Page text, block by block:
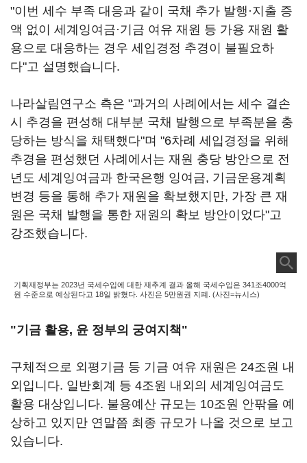
"이번 세수 부족 대응과 같이 국채 추가 발행·지출 증
액 없이 세계잉여금·기금 여유 재원 등 가용 재원 활
용으로 대응하는 경우 세입경정 추경이 불필요하
다"고 설명했습니다.
나라살림연구소 측은 "과거의 사례에서는 세수 결손
시 추경을 편성해 대부분 국채 발행으로 부족분을 충
당하는 방식을 채택했다"며 "6차례 세입경정을 위해
추경을 편성했던 사례에서는 재원 충당 방안으로 전
년도 세계잉여금과 한국은행 잉여금, 기금운용계획
변경 등을 통해 추가 재원을 확보했지만, 가장 큰 재
원은 국채 발행을 통한 재원의 확보 방안이었다"고
강조했습니다.
기획재정부는 2023년 국세수입에 대한 재추계 결과 올해 국세수입은 341조4000억
원 수준으로 예상된다고 18일 밝혔다. 사진은 5만원권 지폐. (사진=뉴시스)
"기금 활용, 윤 정부의 궁여지책"
구체적으로 외평기금 등 기금 여유 재원은 24조원 내
외입니다. 일반회계 등 4조원 내외의 세계잉여금도
활용 대상입니다. 불용예산 규모는 10조원 안팎을 예
상하고 있지만 연말쯤 최종 규모가 나올 것으로 보고
있습니다.